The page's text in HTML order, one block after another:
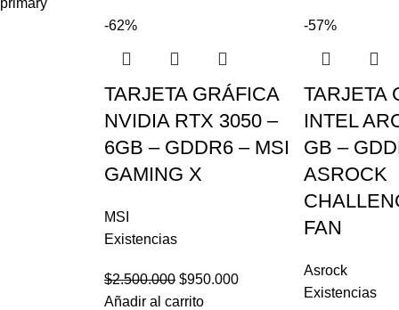
-62%
TARJETA GRÁFICA
NVIDIA RTX 3050 –
6GB – GDDR6 – MSI
GAMING X
MSI
Existencias
$2.500.000 $950.000
Añadir al carrito
-57%
TARJETA
INTEL
GB –
ASROCK
FAN
Asrock
Existencias